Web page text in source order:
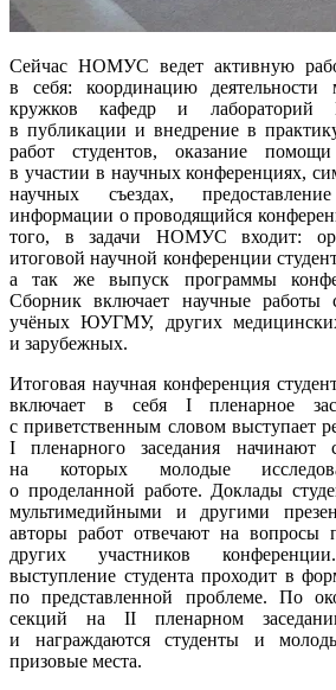
Сейчас НОМУС ведет активную
в себя: координацию
кружков кафедр и лабораторий
в публикации и внедрение в
работ студентов, оказание
в участии в научных конференциях,
научных съездах,
информации о проводящийся
того, в задачи НОМУС входит:
итоговой научной конференции
а так же выпуск программы
Сборник включает научные работы
учёных ЮУГМУ, других
и зарубежных.
Итоговая научная конференция
включает в себя I пленарное
с приветственным словом выступает
I пленарного заседания начинают
на которых молодые
о проделанной работе. Доклады
мультимедийными и другими
авторы работ отвечают на вопросы
других участников
выступление студента проходит в
по представленной проблеме. По
секций на II пленарном
и награждаются студенты и
призовые места.